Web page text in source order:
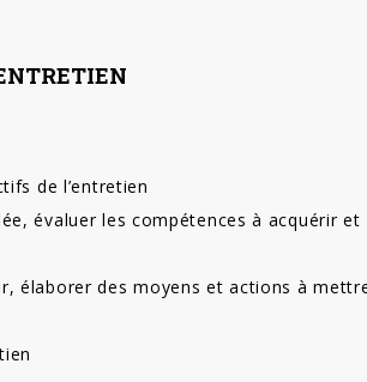
de l’entretien
évaluer les compétences à acquérir et
élaborer des moyens et actions à